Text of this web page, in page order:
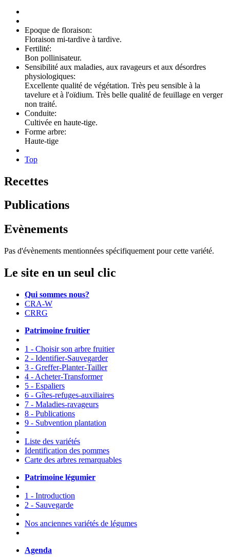
Epoque de floraison:
Floraison mi-tardive à tardive.
Fertilité:
Bon pollinisateur.
Sensibilité aux maladies, aux ravageurs et aux désordres
physiologiques:
Excellente qualité de végétation. Très peu sensible à la
tavelure et à l'oïdium. Très belle qualité de feuillage en verger
non traité.
Conduite:
Cultivée en haute-tige.
Forme arbre:
Haute-tige
Top
Recettes
Publications
Evènements
Pas d'évènements mentionnées spécifiquement pour cette variété.
Le site en un seul clic
Qui sommes nous?
CRA-W
CRRG
Patrimoine fruitier
1 - Choisir son arbre fruitier
2 - Identifier-Sauvegarder
3 - Greffer-Planter-Tailler
4 - Acheter-Transformer
5 - Espaliers
6 - Gîtes-refuges-auxiliaires
7 - Maladies-ravageurs
8 - Publications
9 - Subvention plantation
Liste des variétés
Identification des pommes
Carte des arbres remarquables
Patrimoine légumier
1 - Introduction
2 - Sauvegarde
Nos anciennes variétés de légumes
Agenda